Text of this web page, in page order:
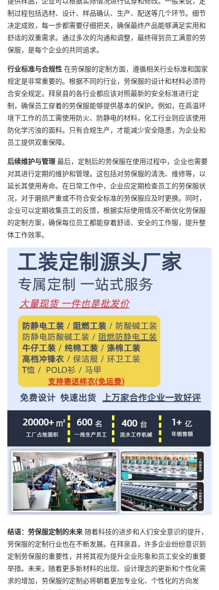
制过程包括选材、设计、样品确认、生产、配送等几个环节。细节
决定成败，每一步都需要仔细把关，确保最终产品能够满足实用和
舒适的双重需求。通过多次的沟通和调整，最终得到员工满意的劳
保服，是每个企业的共同追求。
行业标准与合规性 在劳保服的定制方面，遵循相关行业标准和国家
规定是非常重要的。根据不同的行业，劳保服的设计和材料必须符
合安全规定。拜泉县的各行业都应该对照最新的安全标准进行定
制，确保员工穿着的劳保服能够提供基本的保护。例如，在高温环
境下工作的员工需使用防火、防静电的材料，化工行业则应该使用
防化学污浊的面料。只有合规生产，才能减少安全隐患，为企业和
员工提供双重保障。
后续维护与管理 最后，定制后的劳保服在使用过程中，企业也需要
对其进行定期的维护和管理。这包括对劳保服的清洗、维修等，以
延长其使用寿命。在日常工作中，企业应定期检查员工的劳保服状
况，对于磨损严重或不符合安全标准的劳保服应及时更换。同时，
企业可以定期收集员工的反馈，根据实际使用情况不断优化劳保服
的定制方案，确保每位员工都能穿着舒适、安全的工作服，提升整
体工作效率。
结语： 劳保服定制的未来 随着科技的进步和人们安全意识的提升，
劳保服的定制行业也在不断发展。在拜泉县，许多企业纷纷意识到
定制劳保服的重要性，并将其视为提升企业形象和员工安全的重要
举措。未来，随着更多新材料的出现、设计理念的更新和个性化需
求的增加，劳保服的定制必将朝着更加专业化、个性化的方向发